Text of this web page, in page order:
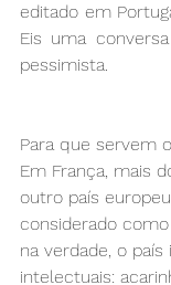
editado em
Eis uma
pessimista.
Para que servem
Em França, mais
outro país
considerado
na verdade, o país
intelectuais: